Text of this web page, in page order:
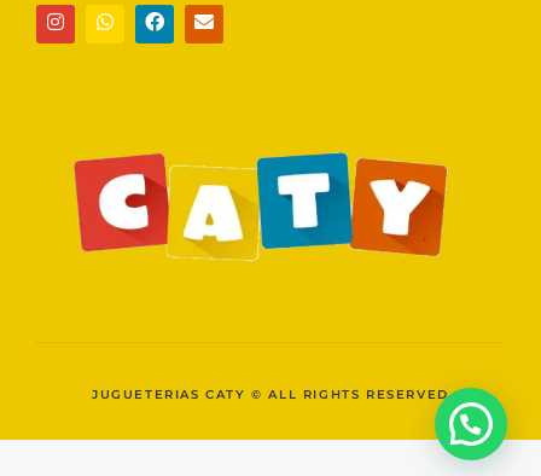
JUGUETERIAS CATY © ALL RIGHTS RESERVED